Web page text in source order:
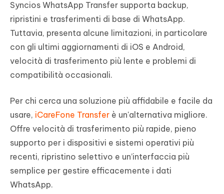
Syncios WhatsApp Transfer supporta backup,
ripristini e trasferimenti di base di WhatsApp.
Tuttavia, presenta alcune limitazioni, in particolare
con gli ultimi aggiornamenti di iOS e Android,
velocità di trasferimento più lente e problemi di
compatibilità occasionali.
Per chi cerca una soluzione più affidabile e facile da
usare, iCareFone Transfer è un'alternativa migliore.
Offre velocità di trasferimento più rapide, pieno
supporto per i dispositivi e sistemi operativi più
recenti, ripristino selettivo e un’interfaccia più
semplice per gestire efficacemente i dati
WhatsApp.